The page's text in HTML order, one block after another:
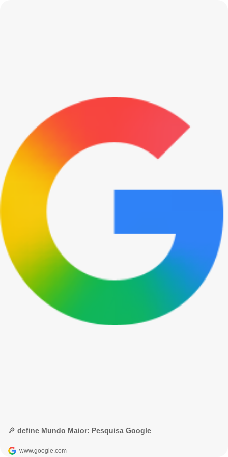
🔎 define Mundo Maior: Pesquisa Google
www.google.com